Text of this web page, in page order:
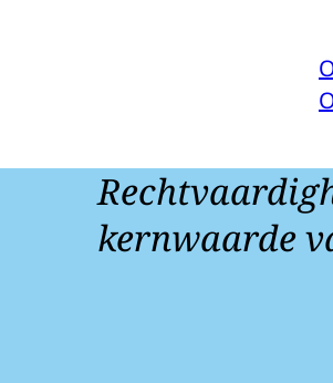
kernwaarde